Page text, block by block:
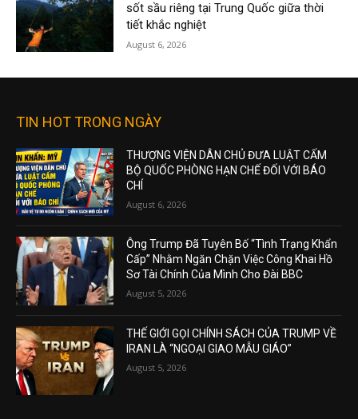
sốt sầu riêng tại Trung Quốc giữa thời
tiết khắc nghiệt
August 6, 2026
TIN HOT TRONG NGÀY
THƯỢNG VIỆN DÂN CHỦ ĐƯA LUẬT CẤM
BỘ QUỐC PHÒNG HẠN CHẾ ĐỐI VỚI BÁO
CHÍ
August 6, 2026
Ông Trump Đã Tuyên Bố “Tình Trạng Khẩn
Cấp” Nhằm Ngăn Chặn Việc Công Khai Hồ
Sơ Tài Chính Của Mình Cho Đài BBC
August 5, 2026
THẾ GIỚI GỌI CHÍNH SÁCH CỦA TRUMP VỀ
IRAN LÀ “NGOẠI GIAO MẪU GIÁO”
August 5, 2026